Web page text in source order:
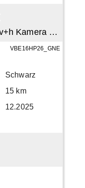
1.6 Hybrid Plus LED PDC v+h Kamera Tempomat
VBE16HP26_GNE
Schwarz
15 km
12.2025